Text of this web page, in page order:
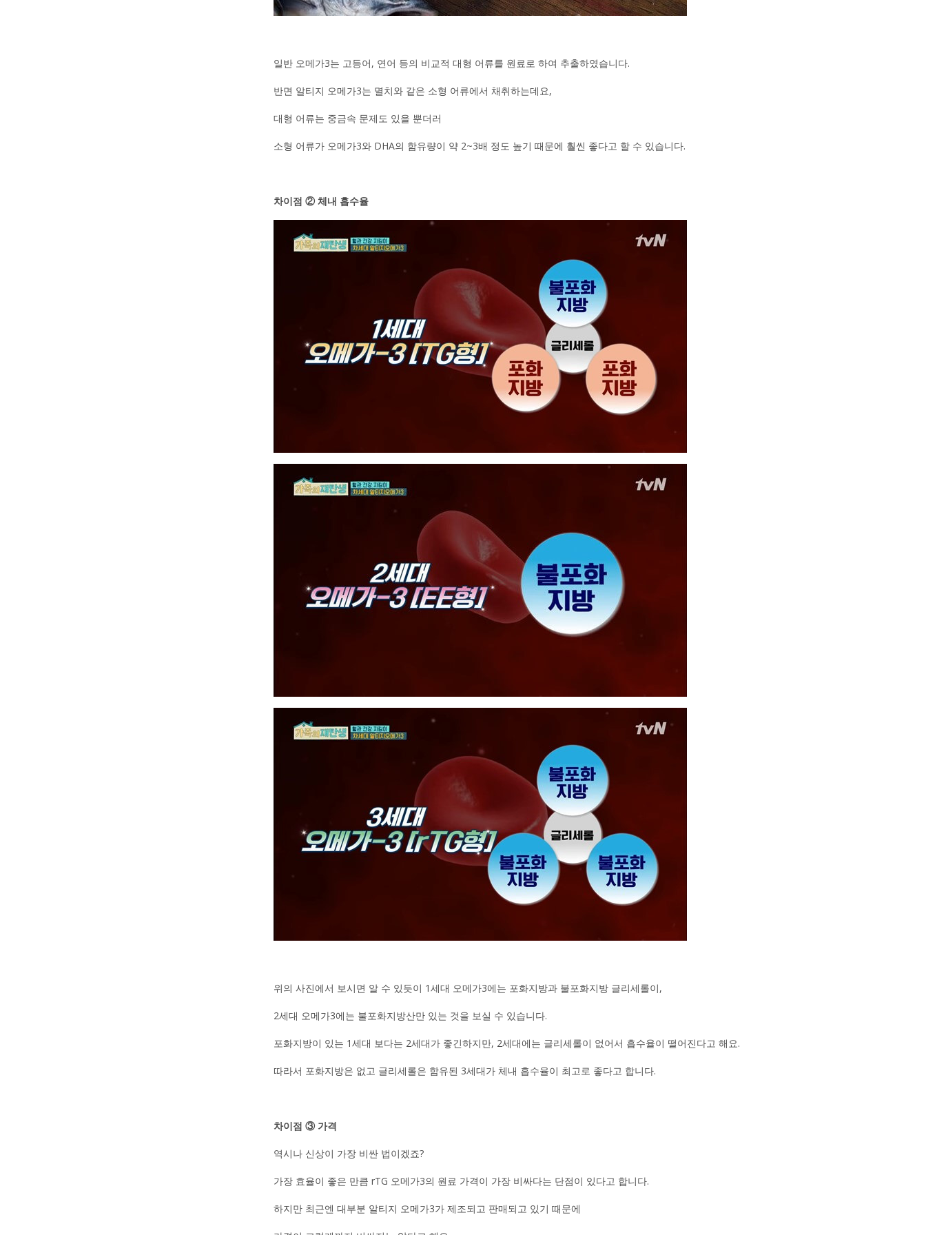
일반 오메가3는 고등어, 연어 등의 비교적 대형 어류를 원료로 하여 추출하였습니다.
반면 알티지 오메가3는 멸치와 같은 소형 어류에서 채취하는데요,
대형 어류는 중금속 문제도 있을 뿐더러
소형 어류가 오메가3와 DHA의 함유량이 약 2~3배 정도 높기 때문에 훨씬 좋다고 할 수 있습니다.
차이점 ② 체내 흡수율
위의 사진에서 보시면 알 수 있듯이 1세대 오메가3에는 포화지방과 불포화지방 글리세롤이,
2세대 오메가3에는 불포화지방산만 있는 것을 보실 수 있습니다.
포화지방이 있는 1세대 보다는 2세대가 좋긴하지만, 2세대에는 글리세롤이 없어서 흡수율이 떨어진다고 해요.
따라서 포화지방은 없고 글리세롤은 함유된 3세대가 체내 흡수율이 최고로 좋다고 합니다.
차이점 ③ 가격
역시나 신상이 가장 비싼 법이겠죠?
가장 효율이 좋은 만큼 rTG 오메가3의 원료 가격이 가장 비싸다는 단점이 있다고 합니다.
하지만 최근엔 대부분 알티지 오메가3가 제조되고 판매되고 있기 때문에